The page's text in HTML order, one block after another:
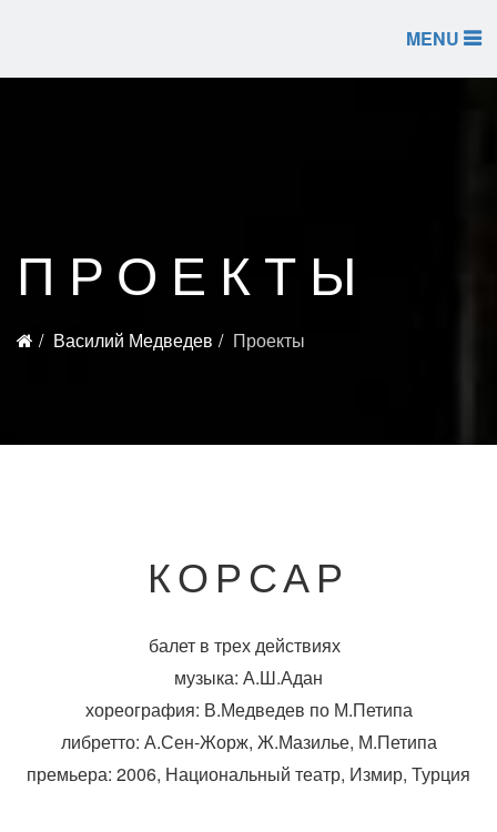
MENU
ПРОЕКТЫ
Василий Медведев Проекты
КОРСАР
балет в трех действиях
музыка: А.Ш.Адан
хореография: В.Медведев по М.Петипа
либретто: А.Сен-Жорж, Ж.Мазилье, М.Петипа
премьера: 2006, Национальный театр, Измир, Турция